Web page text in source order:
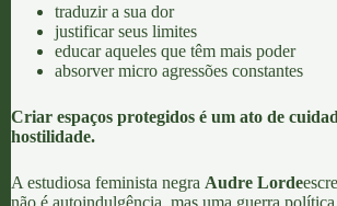
traduzir a sua dor
justificar seus limites
educar aqueles que têm mais poder
absorver micro agressões constantes
Criar espaços protegidos é um ato de
hostilidade.
A estudiosa feminista negra Audre Lorde
não é autoindulgência, mas uma guerra